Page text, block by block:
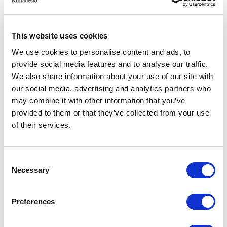
This website uses cookies
We use cookies to personalise content and ads, to
provide social media features and to analyse our traffic.
We also share information about your use of our site with
our social media, advertising and analytics partners who
may combine it with other information that you’ve
provided to them or that they’ve collected from your use
of their services.
Selection
Necessary
Preferences
Taiga-Glas wird ab Frühjahr nächsten Jahres